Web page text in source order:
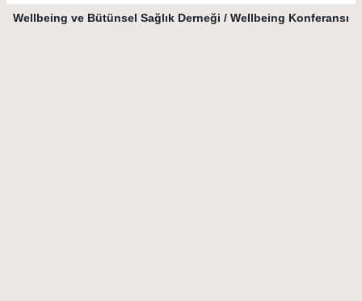
Wellbeing ve Bütünsel Sağlık Derneği / Wellbeing Konferansı